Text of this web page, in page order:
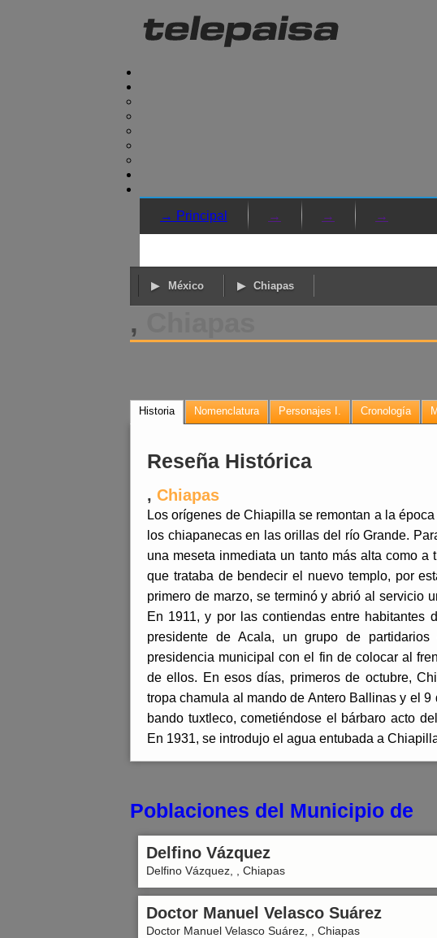
→ Principal
→ → →
México Chiapas
,
Historia Nomenclatura Personajes I. Cronología
Reseña Histórica
, Chiapas
Los orígenes de Chiapilla se remontan a la
los chiapanecas en las orillas del río Grande.
una meseta inmediata un tanto más alta como
que trataba de bendecir el nuevo templo, por
primero de marzo, se terminó y abrió al servicio
En 1911, y por las contiendas entre habitantes
presidente de Acala, un grupo de
presidencia municipal con el fin de colocar al
de ellos. En esos días, primeros de octubre,
tropa chamula al mando de Antero Ballinas y el
bando tuxtleco, cometiéndose el bárbaro acto
En 1931, se introdujo el agua entubada a
Poblaciones del Municipio de
Delfino Vázquez
Delfino Vázquez, , Chiapas
Doctor Manuel Velasco Suárez
Doctor Manuel Velasco Suárez, , Chiapas